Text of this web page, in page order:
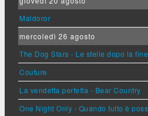
Maldoror
mercoledì 26 agosto
The Dog Stars - Le stelle dopo la fine
Couture
La vendetta perfetta - Bear Country
One Night Only - Quando tutto è